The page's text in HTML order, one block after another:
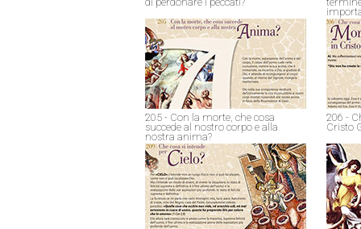
205 - Con la morte, che cosa
succede al nostro corpo e alla
nostra anima?
206 -
Cristo